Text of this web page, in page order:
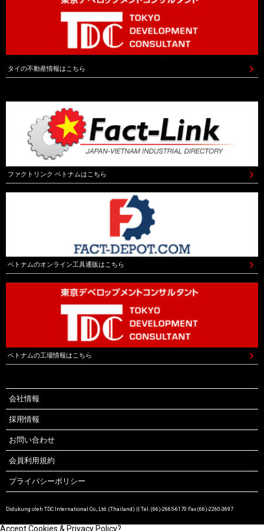
タイの不動産情報はこちら
ファクトリンク ベトナムはこちら
ベトナムのオンライン工具通販はこちら
ベトナムの工場情報はこちら
会社情報
採用情報
お問い合わせ
会員利用規約
プライバシーポリシー
Didukung oleh TDC International Co., Ltd. (Thailand) || Tel. (66)-2665-6170 Fax (66)-2260-3697
Accept Cookies & Privacy Policy?